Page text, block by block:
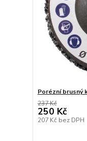
Porézní brusný
237 Kč
250 Kč
207 Kč bez DPH